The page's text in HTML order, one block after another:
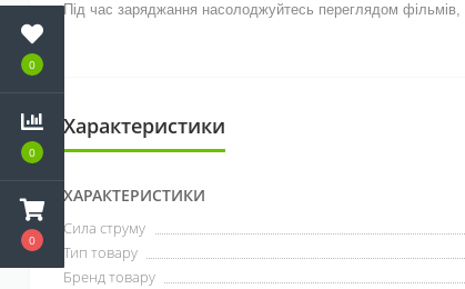
0
0
0
Під час заряджання насолоджуйтесь переглядом
Характеристики
ХАРАКТЕРИСТИКИ
Сила струму
Тип товару
Бренд товару